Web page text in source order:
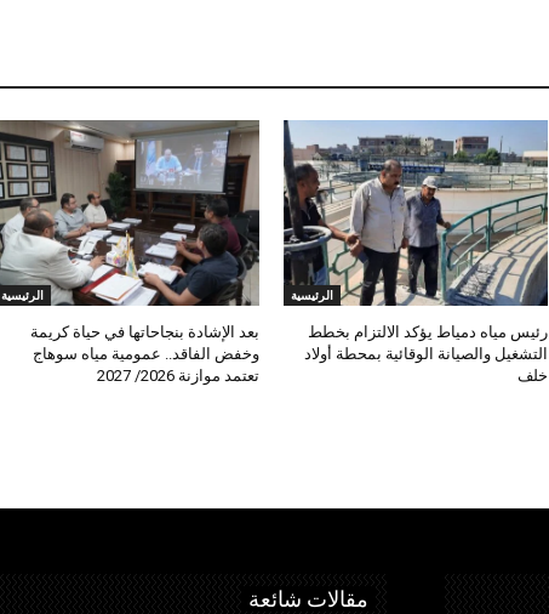
الرئيسية
رئيس مياه دمياط يؤكد الالتزام بخطط
التشغيل والصيانة الوقائية بمحطة أولاد
خلف
الرئيسية
بعد الإشادة بنجاحاتها في حياة كريمة
وخفض الفاقد.. عمومية مياه سوهاج
تعتمد موازنة 2026/ 2027
مقالات شائعة